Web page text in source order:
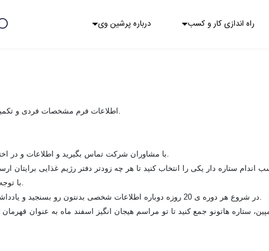
راه اندازی کار و کسب درباره پرشین وی
2. اطلاعات فرم مشخصات فردی و تکمیل کنید و یک عکس تمام قد به آدرس ایمیل.
3. با مشاوران شرکت تماس بگیرید و اطلاعات و در اختیارشون بزارین تا ثبت نام شما قطعی بشه.
5. با توجه به گروه خونی تان رژِیم خود را شروع کنید.
6. در شروع هر دوره ی 20 روزه دوباره اطلاعات شخصی بدنتون رو بسنجید و یادداشت کنید  تا کارشناسان با شما تماس بگیرند.